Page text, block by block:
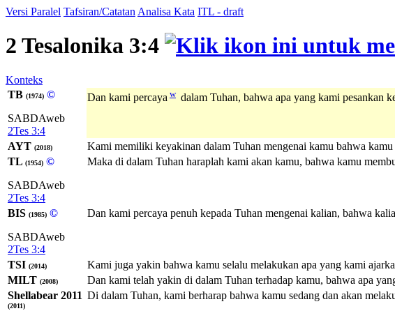
Versi Paralel Tafsiran/Catatan Analisa Kata ITL - draft
2 Tesalonika 3:4
Konteks
TB (1974) ©
SABDAweb
2Tes 3:4
Dan kami percaya w dalam Tuhan, bahwa apa yang kami pesankan
AYT (2018)
Kami memiliki keyakinan dalam Tuhan mengenai kamu bahwa
TL (1954) ©
SABDAweb
2Tes 3:4
Maka di dalam Tuhan haraplah kami akan kamu, bahwa kamu
BIS (1985) ©
SABDAweb
2Tes 3:4
Dan kami percaya penuh kepada Tuhan mengenai kalian, bahwa
TSI (2014)
Kami juga yakin bahwa kamu selalu melakukan apa yang kami
MILT (2008)
Dan kami telah yakin di dalam Tuhan terhadap kamu, bahwa apa
Shellabear 2011
(2011)
Di dalam Tuhan, kami berharap bahwa kamu sedang dan akan